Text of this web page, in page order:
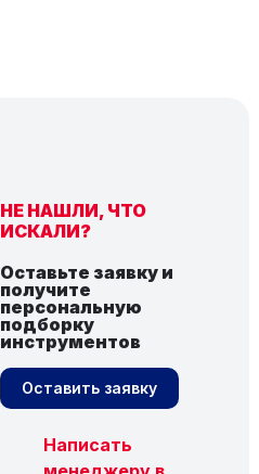
НЕ НАШЛИ, ЧТО
ИСКАЛИ?
Оставьте заявку и
получите
персональную
подборку
инструментов
Оставить заявку
Написать